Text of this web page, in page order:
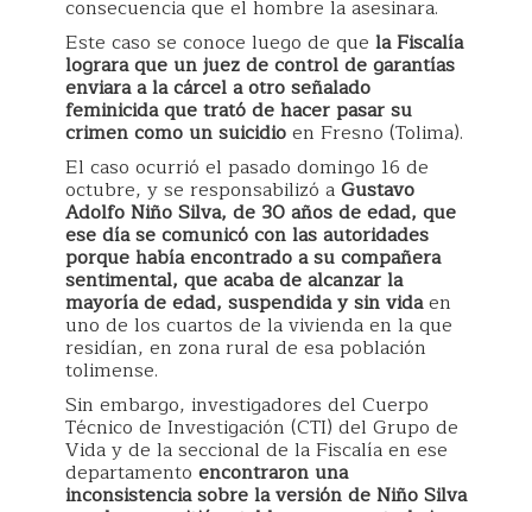
consecuencia que el hombre la asesinara.
Este caso se conoce luego de que la Fiscalía
lograra que un juez de control de garantías
enviara a la cárcel a otro señalado
feminicida que trató de hacer pasar su
crimen como un suicidioen Fresno (Tolima).
El caso ocurrió el pasado domingo 16 de
octubre, y se responsabilizó aGustavo
Adolfo Niño Silva, de 30 años de edad, que
ese día se comunicó con las autoridades
porque había encontrado a su compañera
sentimental, que acaba de alcanzar la
mayoría de edad, suspendida y sin vidaen
uno de los cuartos de la vivienda en la que
residían, en zona rural de esa población
tolimense.
Sin embargo, investigadores del Cuerpo
Técnico de Investigación (CTI) del Grupo de
Vida y de la seccional de la Fiscalía en ese
departamento encontraron una
inconsistencia sobre la versión de Niño Silva